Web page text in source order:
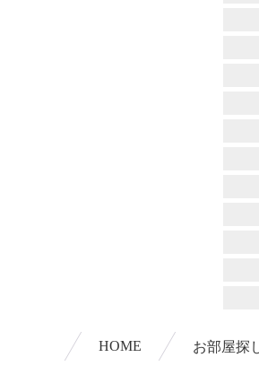
HOME お部屋探